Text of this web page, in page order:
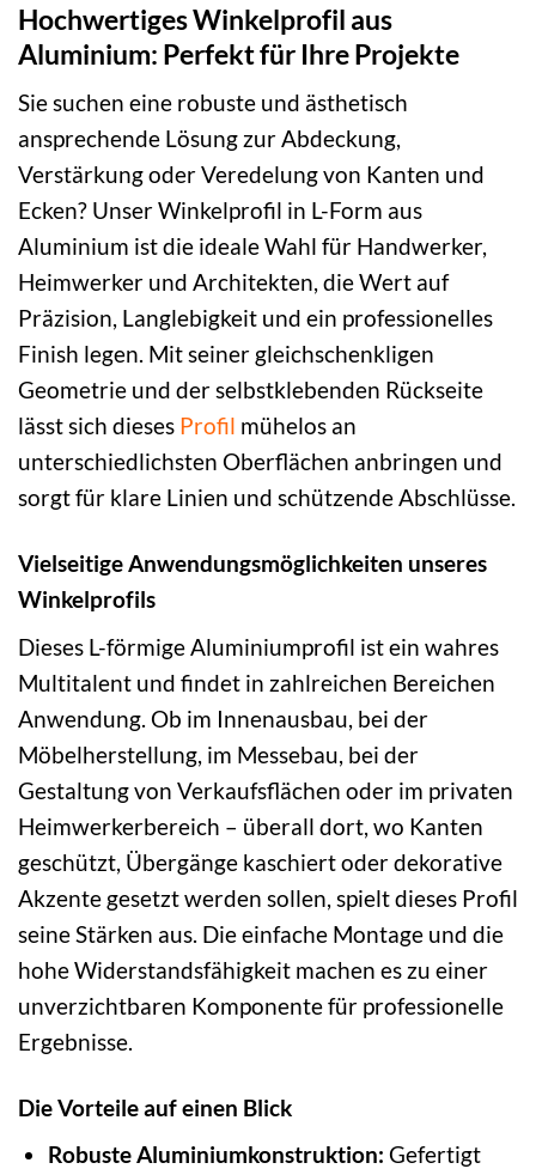
Hochwertiges Winkelprofil aus
Aluminium: Perfekt für Ihre Projekte
Sie suchen eine robuste und ästhetisch
ansprechende Lösung zur Abdeckung,
Verstärkung oder Veredelung von Kanten und
Ecken? Unser Winkelprofil in L-Form aus
Aluminium ist die ideale Wahl für Handwerker,
Heimwerker und Architekten, die Wert auf
Präzision, Langlebigkeit und ein professionelles
Finish legen. Mit seiner gleichschenkligen
Geometrie und der selbstklebenden Rückseite
lässt sich dieses Profil mühelos an
unterschiedlichsten Oberflächen anbringen und
sorgt für klare Linien und schützende Abschlüsse.
Vielseitige Anwendungsmöglichkeiten unseres
Winkelprofils
Dieses L-förmige Aluminiumprofil ist ein wahres
Multitalent und findet in zahlreichen Bereichen
Anwendung. Ob im Innenausbau, bei der
Möbelherstellung, im Messebau, bei der
Gestaltung von Verkaufsflächen oder im privaten
Heimwerkerbereich – überall dort, wo Kanten
geschützt, Übergänge kaschiert oder dekorative
Akzente gesetzt werden sollen, spielt dieses Profil
seine Stärken aus. Die einfache Montage und die
hohe Widerstandsfähigkeit machen es zu einer
unverzichtbaren Komponente für professionelle
Ergebnisse.
Die Vorteile auf einen Blick
Robuste Aluminiumkonstruktion: Gefertigt